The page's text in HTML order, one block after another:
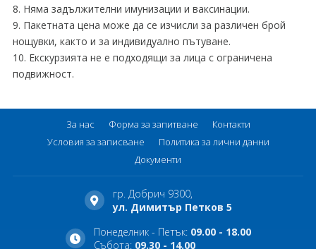
8. Няма задължителни имунизации и ваксинации.
9. Пакетната цена може да се изчисли за различен брой
нощувки, както и за индивидуално пътуване.
10. Екскурзията не е подходящи за лица с ограничена
подвижност.
За нас Форма за запитване
Контакти
Условия за записване
Политика за лични данни
Документи
гр. Добрич 9300,
ул. Димитър Петков 5
Понеделник - Петък: 09.00 - 18.00
Събота: 09.30 - 14.00